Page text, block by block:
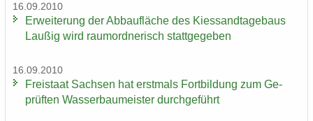
16.09.2010
Er­wei­te­rung der Ab­bau­flä­che des Kies­sand­ta­ge­baus
Lau­ßig wird raum­ord­ne­risch statt­ge­ge­ben
16.09.2010
Frei­staat Sach­sen hat erst­mals Fort­bil­dung zum Ge­
prüf­ten Was­ser­bau­meis­ter durch­ge­führt